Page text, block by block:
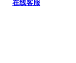
在线客服